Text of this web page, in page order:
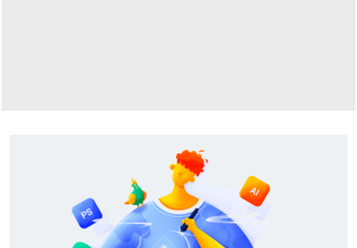
联系我们